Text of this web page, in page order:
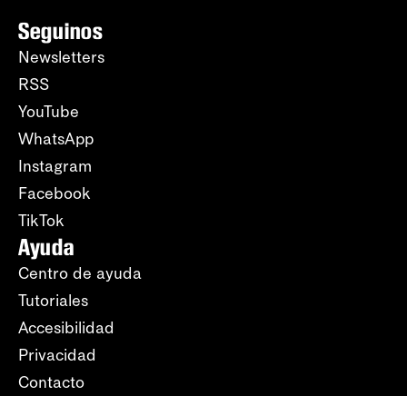
Seguinos
Newsletters
RSS
YouTube
WhatsApp
Instagram
Facebook
TikTok
Ayuda
Centro de ayuda
Tutoriales
Accesibilidad
Privacidad
Contacto